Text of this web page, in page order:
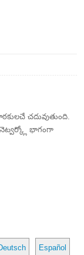
చదువుతుంది.
నెట్వర్క్లో భాగంగా
Español